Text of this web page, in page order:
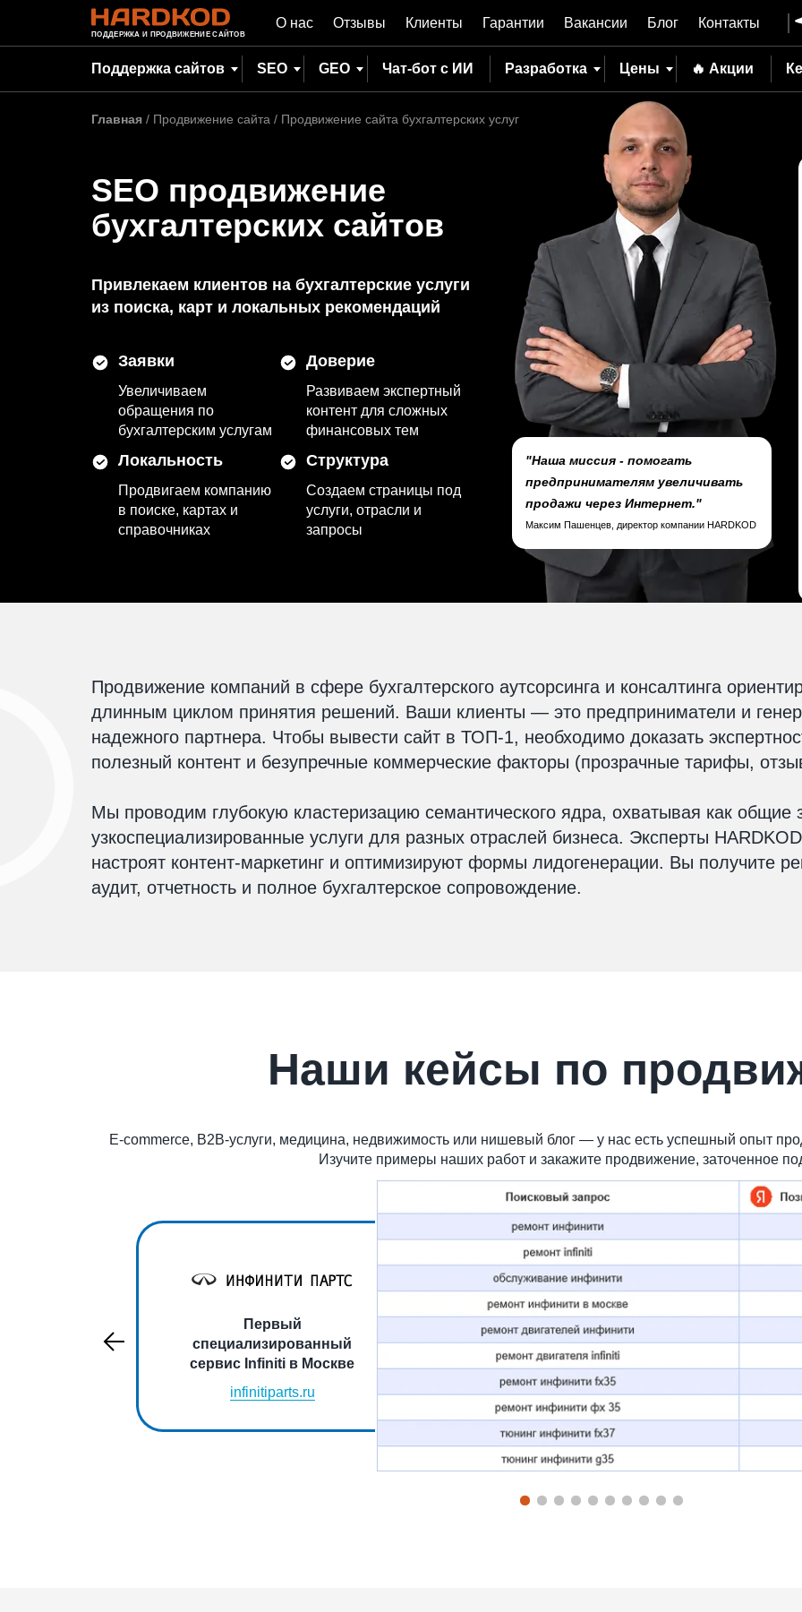
ПОДДЕРЖКА И ПРОДВИЖЕНИЕ САЙТОВ
О нас Отзывы Клиенты Гарантии Вакансии Блог Контакты
Поддержка сайтов SEO GEO Чат-бот с ИИ Разработка Цены 🔥 Акции
Главная / Продвижение сайта / Продвижение сайта бухгалтерских услуг
SEO продвижение
бухгалтерских сайтов
Привлекаем клиентов на бухгалтерские услуги
из поиска, карт и локальных рекомендаций
Заявки
Увеличиваем
обращения по
бухгалтерским услугам
Доверие
Развиваем экспертный
контент для сложных
финансовых тем
Локальность
Продвигаем компанию
в поиске, картах и
справочниках
Структура
Создаем страницы под
услуги, отрасли и
запросы
"Наша миссия - помогать
предпринимателям увеличивать
продажи через Интернет."
Максим Пашенцев, директор компании HARDKOD
Продвижение компаний в сфере бухгалтерского аутсорсинга и консалтинга
длинным циклом принятия решений. Ваши клиенты — это предприниматели и
надежного партнера. Чтобы вывести сайт в ТОП-1, необходимо доказать
полезный контент и безупречные коммерческие факторы (прозрачные тарифы,
Мы проводим глубокую кластеризацию семантического ядра, охватывая как общие
узкоспециализированные услуги для разных отраслей бизнеса. Эксперты
настроят контент-маркетинг и оптимизируют формы лидогенерации. Вы получите
аудит, отчетность и полное бухгалтерское сопровождение.
Наши кейсы по
E-commerce, B2B-услуги, медицина, недвижимость или нишевый блог — у нас есть успешный опыт
Изучите примеры наших работ и закажите продвижение, заточенное
Первый
специализированный
сервис Infiniti в Москве
infinitiparts.ru